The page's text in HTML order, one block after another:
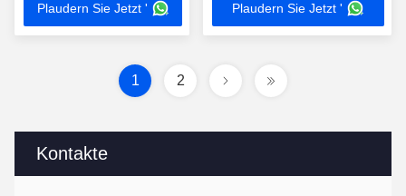
Kontakte
Plaudern Sie Jetzt ' Plaudern Sie Jetzt '
1 2